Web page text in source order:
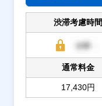
渋滞考慮時間
通常料金
17,430円